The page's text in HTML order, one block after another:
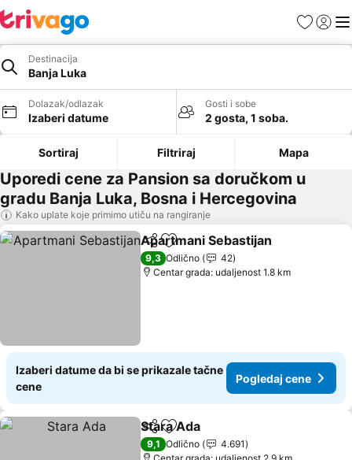
FavoritiPrijavi
Destinacija
Banja Luka
Dolazak/odlazak
Izaberi datume
Gosti i sobe
2 gosta, 1 soba.
Sortiraj Filtriraj Mapa
Uporedi cene za Pansion sa doručkom u
gradu Banja Luka, Bosna i Hercegovina
Kako uplate koje primimo utiču na rangiranje
Deli Dodati u favorite
Apartmani Sebastijan
9,3 Odlično
42
Centar grada: udaljenost 1.8 km
Izaberi datume da bi se prikazale tačne
cene
Pogledaj cene
Deli Dodati u favorite
Stara Ada
9,1 Odlično
4.691